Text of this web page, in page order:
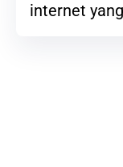
internet